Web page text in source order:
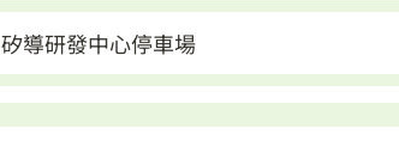
矽導研發中心停車場